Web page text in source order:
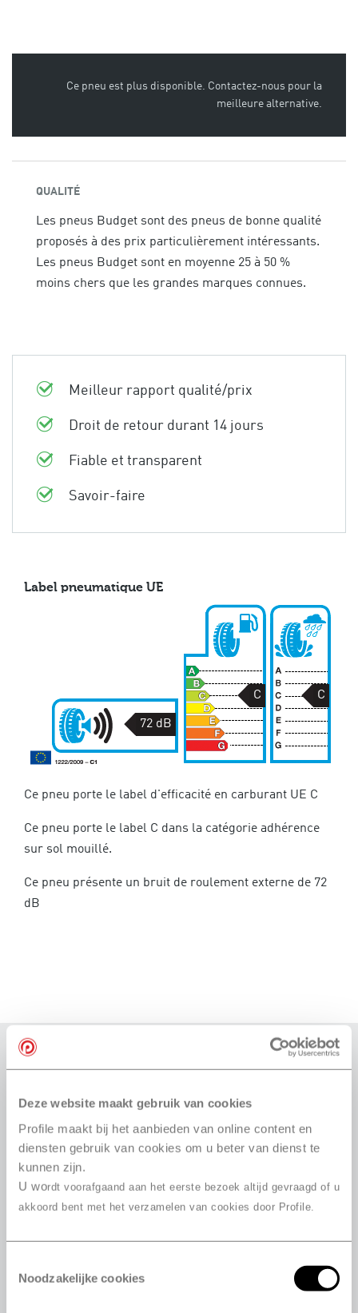
Deze website maakt gebruik van cookies
Profile maakt bij het aanbieden van online content en
diensten gebruik van cookies om u beter van dienst te
kunnen zijn.
U wordt voorafgaand aan het eerste bezoek altijd gevraagd of u
akkoord bent met het verzamelen van cookies door Profile.
Noodzakelijke cookies
Ce pneu est plus disponible. Contactez-nous pour la
meilleure alternative.
QUALITÉ
Les pneus Budget sont des pneus de bonne qualité
proposés à des prix particulièrement intéressants.
Les pneus Budget sont en moyenne 25 à 50 %
moins chers que les grandes marques connues.
Meilleur rapport qualité/prix
Droit de retour durant 14 jours
Fiable et transparent
Savoir-faire
Label pneumatique UE
72 dB
C C
Ce pneu porte le label d'efficacité en carburant UE C
Ce pneu porte le label C dans la catégorie adhérence
sur sol mouillé.
Ce pneu présente un bruit de roulement externe de 72
dB
Autres dimensions disponibles pour le pneu
MasterSteel WINTER + IS-W
205/50 R17 93H
205/55 R17 95H
155/65 R13 73T
155/80 R13 79T